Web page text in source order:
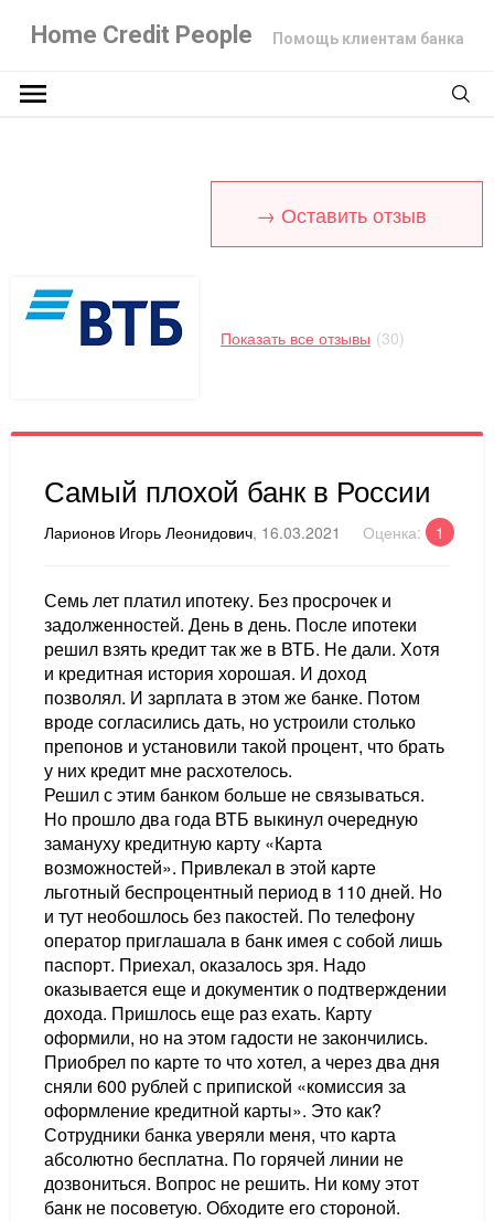
Home Credit People Помощь клиентам банка
→ Оставить отзыв
Показать все отзывы (30)
Самый плохой банк в России
Ларионов Игорь Леонидович, 16.03.2021 Оценка: 1
Семь лет платил ипотеку. Без просрочек и
задолженностей. День в день. После ипотеки
решил взять кредит так же в ВТБ. Не дали. Хотя
и кредитная история хорошая. И доход
позволял. И зарплата в этом же банке. Потом
вроде согласились дать, но устроили столько
препонов и установили такой процент, что брать
у них кредит мне расхотелось.
Решил с этим банком больше не связываться.
Но прошло два года ВТБ выкинул очередную
замануху кредитную карту «Карта
возможностей». Привлекал в этой карте
льготный беспроцентный период в 110 дней. Но
и тут необошлось без пакостей. По телефону
оператор приглашала в банк имея с собой лишь
паспорт. Приехал, оказалось зря. Надо
оказывается еще и документик о подтверждении
дохода. Пришлось еще раз ехать. Карту
оформили, но на этом гадости не закончились.
Приобрел по карте то что хотел, а через два дня
сняли 600 рублей с припиской «комиссия за
оформление кредитной карты». Это как?
Сотрудники банка уверяли меня, что карта
абсолютно бесплатна. По горячей линии не
дозвониться. Вопрос не решить. Ни кому этот
банк не посоветую. Обходите его стороной.